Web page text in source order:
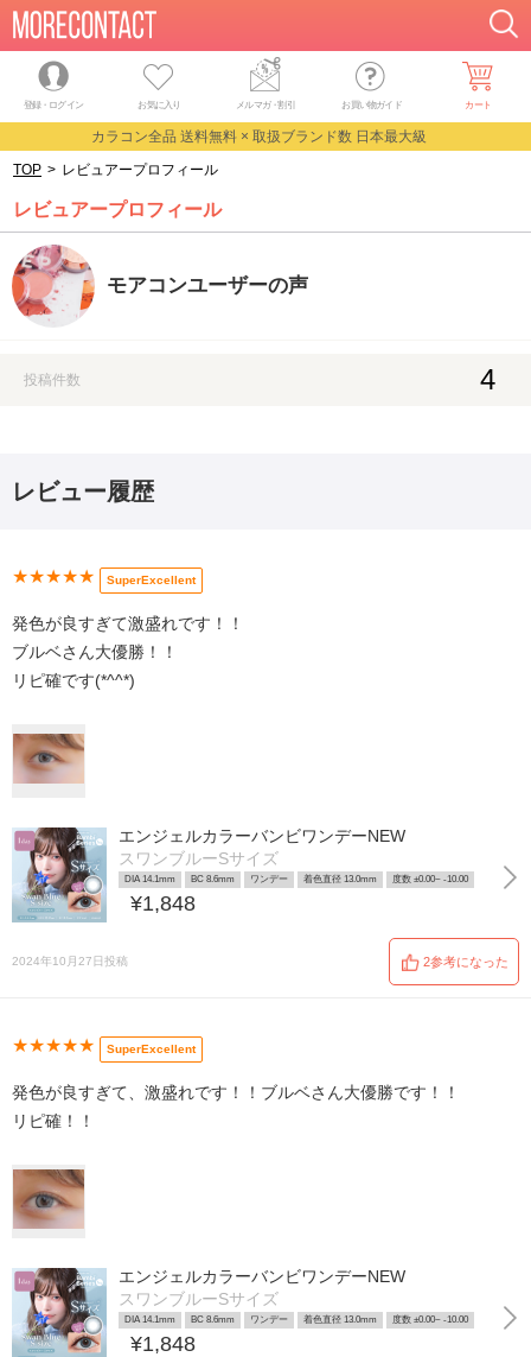
登録・ログイン お気に入り メルマガ・割引 お買い物ガイド カート
カラコン全品 送料無料 × 取扱ブランド数 日本最大級
TOP > レビュアープロフィール
レビュアープロフィール
モアコンユーザーの声
投稿件数 4
レビュー履歴
★★★★★ SuperExcellent
発色が良すぎて激盛れです！！
ブルベさん大優勝！！
リピ確です(*^^*)
エンジェルカラーバンビワンデーNEW
スワンブルーSサイズ
DIA 14.1mm BC 8.6mm ワンデー 着色直径 13.0mm 度数 ±0.00~ -10.00
¥1,848
2024年10月27日投稿 2参考になった
★★★★★ SuperExcellent
発色が良すぎて、激盛れです！！ブルベさん大優勝です！！
リピ確！！
エンジェルカラーバンビワンデーNEW
スワンブルーSサイズ
DIA 14.1mm BC 8.6mm ワンデー 着色直径 13.0mm 度数 ±0.00~ -10.00
¥1,848